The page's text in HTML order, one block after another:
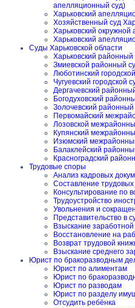
апелляционный суд)
Харьковский
Хозяйственный суд
Харьковский
Харьковский
Суды Харьковской области
Харьковский районный
Змиевской районный
Люботинский
Чугуевский городской
Дергачевский
Богодуховский
Золочевский районный
Первомайский
Лозовской
Купянский
Изюмский
Балаклейский
Красноградский
Трудовые споры
Анализ кадровых
Составление трудовых
Консультирование по
Трудоустройство
Увольнения и
Представительство в
Взыскание
Восстановление на
Возврат трудовой
Взыскание среднего
Юрист по бракоразводным
Юрист по алиментам
Юрист по
Юрист по разводам
Юрист по разделу
Отсудить ребёнка